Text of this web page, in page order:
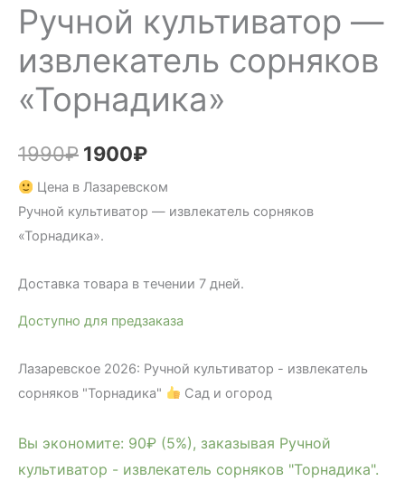
Ручной культиватор —
извлекатель сорняков
«Торнадика»
1990₽ Первоначальная
цена
составляла
1900₽Текущая
цена:
Цена в Лазаревском
Ручной культиватор — извлекатель сорняков
«Торнадика».
Доставка товара в течении 7 дней.
Доступно для предзаказа
Лазаревское 2026: Ручной культиватор - извлекатель
сорняков "Торнадика"
Сад и огород
Вы экономите: 90₽ (5%), заказывая Ручной
культиватор - извлекатель сорняков "Торнадика".